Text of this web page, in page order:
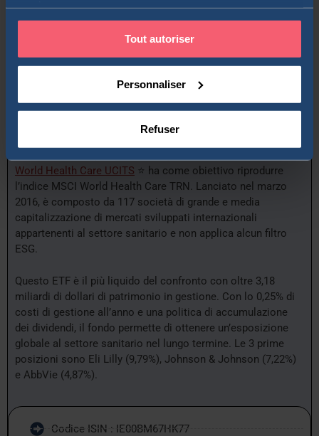
Tout autoriser
Personnaliser
Refuser
👉 ETF Xtrackers MSCI World Health
Care UCITS (Acc)
World Health Care UCITS ⭐ ha come obiettivo riprodurre
l’indice MSCI World Health Care TRN. Lanciato nel marzo
2016, è composto da 117 società di grande e media
capitalizzazione di mercati sviluppati internazionali
appartenenti al settore sanitario e non applica alcun filtro
ESG.
Questo ETF è il più liquido del confronto con oltre 3,18
miliardi di dollari di patrimonio in gestione. Con lo 0,25% di
costi di gestione all’anno e una politica di accumulazione
dei dividendi, il fondo permette di ottenere un’esposizione
globale al settore sanitario nel lungo termine. Le 3 prime
posizioni sono Eli Lilly (9,79%), Johnson & Johnson (7,22%)
e AbbVie (4,87%).
Codice ISIN : IE00BM67HK77